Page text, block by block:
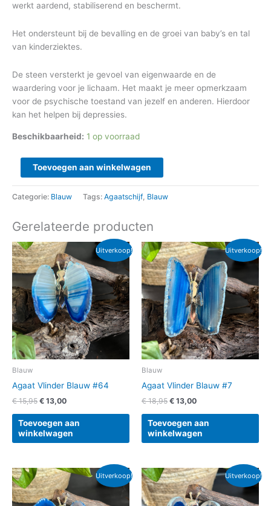
werkt aardend, stabiliserend en beschermt.
Het ondersteunt bij de bevalling en de groei van baby’s en tal
van kinderziektes.
De steen versterkt je gevoel van eigenwaarde en de
waardering voor je lichaam. Het maakt je meer opmerkzaam
voor de psychische toestand van jezelf en anderen. Hierdoor
kan het helpen bij depressies.
Beschikbaarheid: 1 op voorraad
Toevoegen aan winkelwagen
Categorie: Blauw Tags: Agaatschijf Blauw
Gerelateerde producten
Uitverkoop!
Blauw
Agaat Vlinder Blauw #64
€15,95
Oorspronkelijke
prijs
was:
€ 15,95.
€ 13,00
Huidige
prijs
is:
€ 13,00.
Toevoegen aan
winkelwagen
Uitverkoop!
Blauw
Agaat Vlinder Blauw #7
€18,95
Oorspronkelijke
prijs
was:
€ 18,95.
€ 13,00
Huidige
prijs
is:
€ 13,00.
Toevoegen aan
winkelwagen
Uitverkoop!
Oorspronkelijke
prijs
was:
€ 15,95.
Huidige
prijs
is:
€ 13,00.
Uitverkoop!
Oorspronkelijke
prijs
was:
€ 15,95.
Huidige
prijs
is:
€ 13,00.